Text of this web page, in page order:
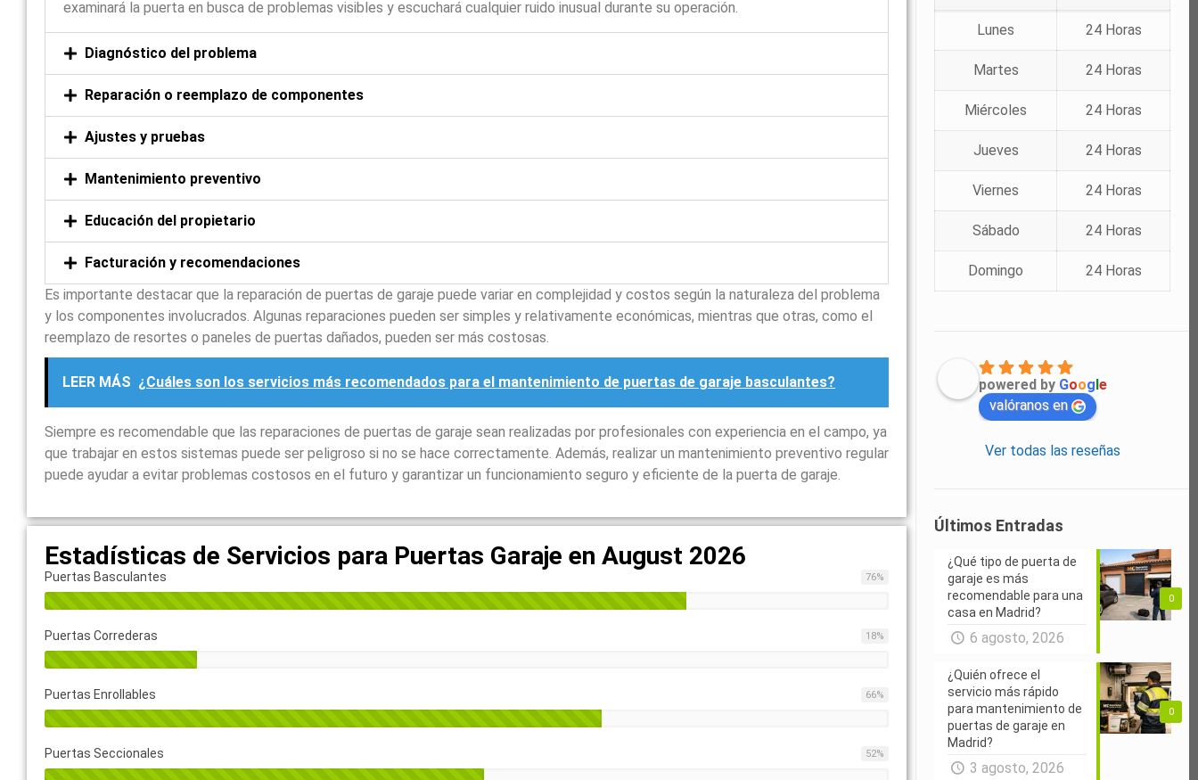
examinará la puerta en busca de problemas visibles y escuchará cualquier ruido inusual durante su operación.
Diagnóstico del problema
Reparación o reemplazo de componentes
Ajustes y pruebas
Mantenimiento preventivo
Educación del propietario
Facturación y recomendaciones
Es importante destacar que la reparación de puertas de garaje puede variar en complejidad y costos según la naturaleza del problema
y los componentes involucrados. Algunas reparaciones pueden ser simples y relativamente económicas, mientras que otras, como el
reemplazo de resortes o paneles de puertas dañados, pueden ser más costosas.
LEER MÁS ¿Cuáles son los servicios más recomendados para el mantenimiento de puertas de garaje basculantes?
Siempre es recomendable que las reparaciones de puertas de garaje sean realizadas por profesionales con experiencia en el campo, ya
que trabajar en estos sistemas puede ser peligroso si no se hace correctamente. Además, realizar un mantenimiento preventivo regular
puede ayudar a evitar problemas costosos en el futuro y garantizar un funcionamiento seguro y eficiente de la puerta de garaje.
Estadísticas de Servicios para Puertas Garaje en August 2026
Puertas Basculantes 76%
Puertas Correderas 18%
Puertas Enrollables 66%
Puertas Seccionales 52%
Lunes 24 Horas
Martes 24 Horas
Miércoles 24 Horas
Jueves 24 Horas
Viernes 24 Horas
Sábado 24 Horas
Domingo 24 Horas
powered by Google
valóranos en
Ver todas las reseñas
Últimos Entradas
0
¿Qué tipo de puerta de
garaje es más
recomendable para una
casa en Madrid?
6 agosto, 2026
0
¿Quién ofrece el
servicio más rápido
para mantenimiento de
puertas de garaje en
Madrid?
3 agosto, 2026